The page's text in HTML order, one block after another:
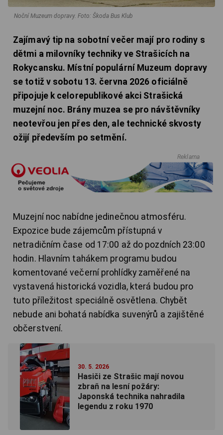
Noční Muzeum dopravy. Foto: Škoda Bus Klub
Zajímavý tip na sobotní večer mají pro rodiny s
dětmi a milovníky techniky ve Strašicích na
Rokycansku. Místní populární Muzeum dopravy
se totiž v sobotu 13. června 2026 oficiálně
připojuje k celorepublikové akci Strašická
muzejní noc. Brány muzea se pro návštěvníky
neotevřou jen přes den, ale technické skvosty
ožijí především po setmění.
Reklama
Muzejní noc nabídne jedinečnou atmosféru.
Expozice bude zájemcům přístupná v
netradičním čase od 17:00 až do pozdních 23:00
hodin. Hlavním tahákem programu budou
komentované večerní prohlídky zaměřené na
vystavená historická vozidla, která budou pro
tuto příležitost speciálně osvětlena. Chybět
nebude ani bohatá nabídka suvenýrů a zajištěné
občerstvení.
30. 5. 2026
Hasiči ze Strašic mají novou
zbraň na lesní požáry:
Japonská technika nahradila
legendu z roku 1970